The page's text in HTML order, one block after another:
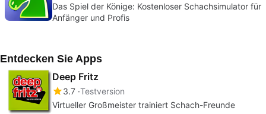
Das Spiel der Könige: Kostenloser Schachsimulator für
Anfänger und Profis
Entdecken Sie Apps
Deep Fritz
3.7 Testversion
Virtueller Großmeister trainiert Schach-Freunde